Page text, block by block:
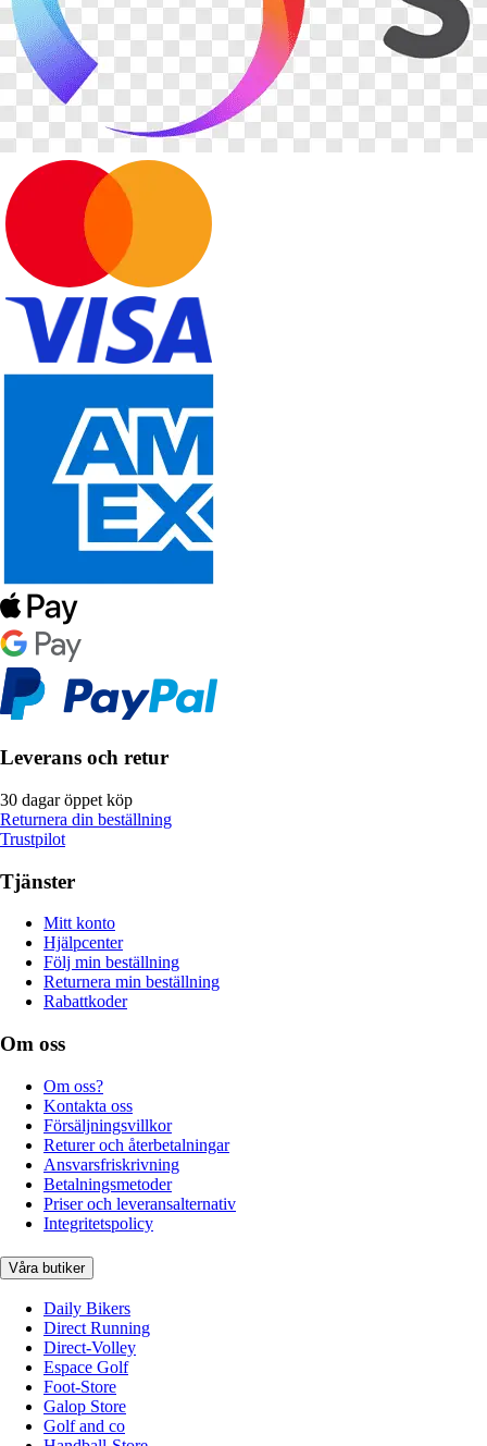
Leverans och retur
30 dagar öppet köp
Returnera din beställning
Trustpilot
Tjänster
Mitt konto
Hjälpcenter
Följ min beställning
Returnera min beställning
Rabattkoder
Om oss
Om oss?
Kontakta oss
Försäljningsvillkor
Returer och återbetalningar
Ansvarsfriskrivning
Betalningsmetoder
Priser och leveransalternativ
Integritetspolicy
Våra butiker
Daily Bikers
Direct Running
Direct-Volley
Espace Golf
Foot-Store
Galop Store
Golf and co